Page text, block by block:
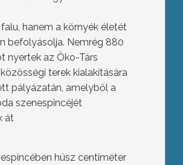
hanem a környék életét
befolyásolja. Nemrég 880
nyertek az Öko-Társ
terek kialakítására
pályázatán, amelyből a
szenespincéjét
át
húsz centiméter